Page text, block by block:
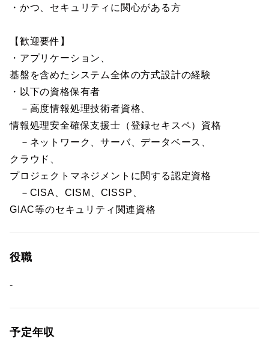
・かつ、セキュリティに関心がある方
【歓迎要件】
・アプリケーション、
基盤を含めたシステム全体の方式設計の経験
・以下の資格保有者
－高度情報処理技術者資格、
情報処理安全確保支援士（登録セキスペ）資格
－ネットワーク、サーバ、データベース、
クラウド、
プロジェクトマネジメントに関する認定資格
－CISA、CISM、CISSP、
GIAC等のセキュリティ関連資格
役職
-
予定年収